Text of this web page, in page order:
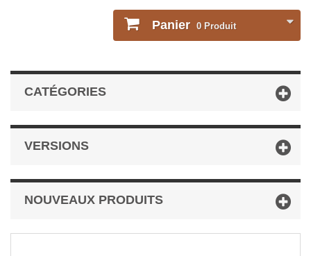
Panier 0 Produit
CATÉGORIES
VERSIONS
NOUVEAUX PRODUITS